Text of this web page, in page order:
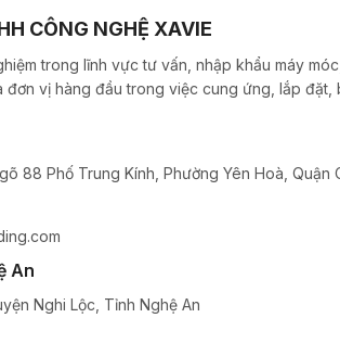
CÔNG NGHỆ XAVIE
trong lĩnh vực tư vấn, nhập khẩu máy
đơn vị hàng đầu trong việc cung ứng, lắp đặt,
88 Phố Trung Kính, Phường Yên Hoà, Quận
An
Nghi Lộc, Tỉnh Nghệ An